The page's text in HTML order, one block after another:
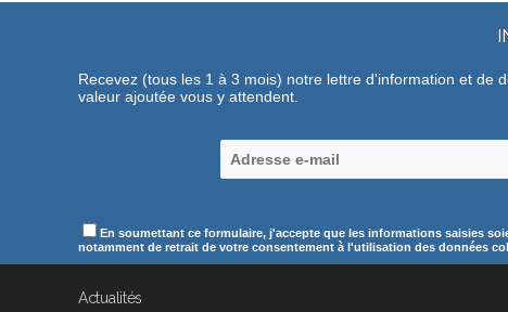
Recevez (tous les 1 à 3 mois) notre lettre d'information et de
valeur ajoutée vous y attendent.
En soumettant ce formulaire, j'accepte que les informations saisies
notamment de retrait de votre consentement à l'utilisation des données
Actualités